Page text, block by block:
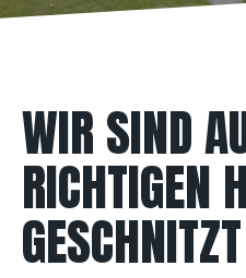
WIR SIND
RICHTIGEN
GESCHNITZT